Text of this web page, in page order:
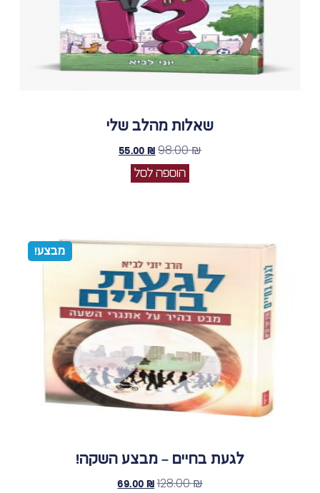
שאלות מהלב שלי
98.00₪
55.00₪
הוספה לסל
מבצע!
לגעת בחיים – מבצע השקה!
128.00₪
69.00 ₪